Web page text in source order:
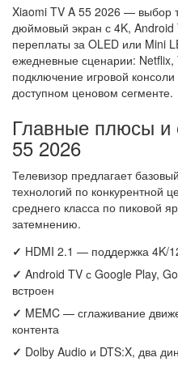
Xiaomi TV A 55 2026 — выбор
дюймовый экран с 4K,
переплаты за OLED или Mini
ежедневные сценарии: Netflix,
подключение игровой
доступном ценовом сегменте.
Главные плюсы и
55 2026
Телевизор предлагает
технологий по конкурентной
среднего класса по пиковой
затемнению.
✓ HDMI 2.1 — поддержка 4K/
✓ Android TV с Google Play,
встроен
✓ MEMC — сглаживание
контента
✓ Dolby Audio и DTS:X, два